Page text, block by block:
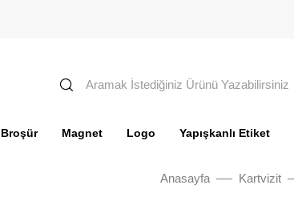
Broşür Magnet Logo Yapışkanlı Etiket
Anasayfa Kartvizit